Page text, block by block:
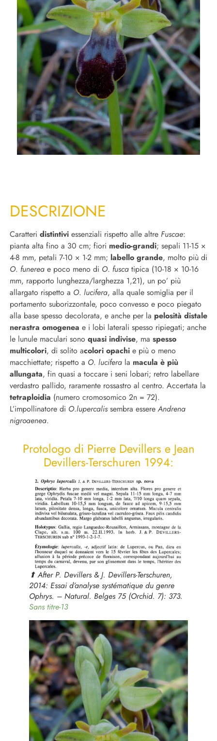
DESCRIZIONE
Caratteri distintivi essenziali rispetto alle altre Fuscae:
pianta alta fino a 30 cm; fiori medio-grandi; sepali 11-15 ×
4-8 mm, petali 7-10 × 1-2 mm; labello grande, molto più di
O. funerea e poco meno di O. fusca tipica (10-18 × 10-16
mm, rapporto lunghezza/larghezza 1,21), un po’ più
allargato rispetto a O. lucifera, alla quale somiglia per il
portamento suborizzontale, poco convesso e poco piegato
alla base spesso decolorata, e anche per la pelosità distale
nerastra omogenea e i lobi laterali spesso ripiegati; anche
le lunule maculari sono quasi indivise, ma spesso
multicolori, di solito acolori opachi e più o meno
macchiettate; rispetto a O. lucifera la macula è più
allungata, fin quasi a toccare i seni lobari; retro labellare
verdastro pallido, raramente rossastro al centro. Accertata la
tetraploidia (numero cromosomico 2n = 72).
L’impollinatore di O.lupercalis sembra essereAndrena
nigroaenea.
Protologo di Pierre Devillers e Jean
Devillers-Terschuren 1994:
⬆︎ After P. Devillers & J. Devillers-Terschuren,
2014: Essai d’analyse systématique du genre
Ophrys. – Natural. Belges 75 (Orchid. 7): 373.
Sans titre-13